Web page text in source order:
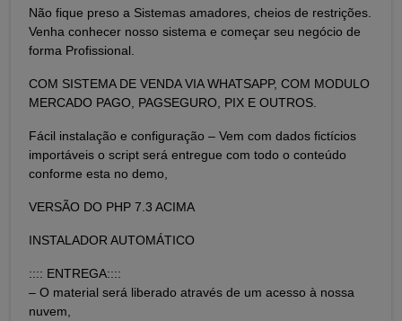
Não fique preso a Sistemas amadores, cheios de restrições.
Venha conhecer nosso sistema e começar seu negócio de
forma Profissional.
COM SISTEMA DE VENDA VIA WHATSAPP, COM MODULO
MERCADO PAGO, PAGSEGURO, PIX E OUTROS.
Fácil instalação e configuração – Vem com dados fictícios
importáveis o script será entregue com todo o conteúdo
conforme esta no demo,
VERSÃO DO PHP 7.3 ACIMA
INSTALADOR AUTOMÁTICO
:::: ENTREGA::::
– O material será liberado através de um acesso à nossa
nuvem,